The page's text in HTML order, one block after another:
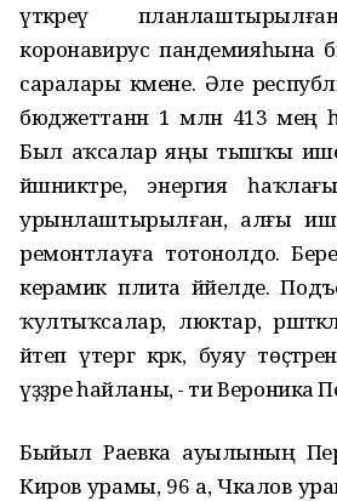
үткәреү
коронавирус пандемияһына
саралары кәмене. Әле
бюджеттанн 1 млн 413 мең
Был аҡсалар яңы тышҡы
йәшниктәре, энергия
урынлаштырылған, алғы
ремонтлауға тотонолдо.
керамик плита йәйелде.
ҡултыҡсалар, люктар,
әйтеп үтергә кәрәк, буяу
үҙҙәре һайланы, - ти Вероника
Быйыл Раевка ауылының
Киров урамы, 96 а, Чкалов